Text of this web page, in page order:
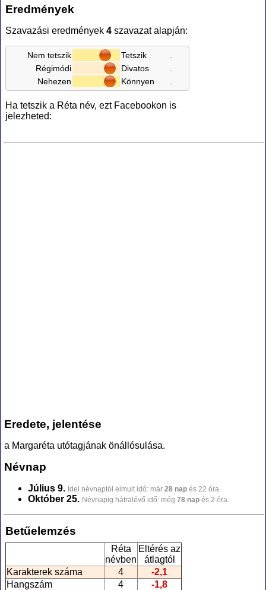
Eredmények
Szavazási eredmények 4 szavazat alapján:
Nem tetszik Tetszik
Régimódi
Divatos
Nehezen
Könnyen
Ha tetszik a Réta név, ezt Facebookon is
jelezheted:
Eredete, jelentése
a Margaréta utótagjának önállósulása.
Névnap
Július 9. Idei névnaptól elmult idő: már 28 nap és 22 óra.
Október 25. Névnapig hátralévő idő: még 78 nap és 2 óra.
Betűelemzés
Réta
névben
Eltérés az
átlagtól
Karakterek száma
4
-2,1
Hangszám
4
-1,8